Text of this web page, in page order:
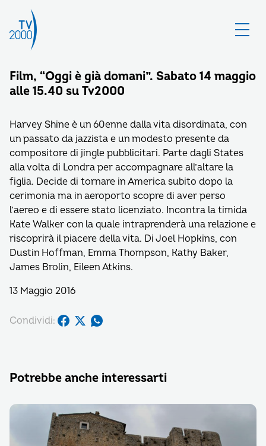
Film, “Oggi è già domani”. Sabato 14 maggio
alle 15.40 su Tv2000
Harvey Shine è un 60enne dalla vita disordinata, con
un passato da jazzista e un modesto presente da
compositore di jingle pubblicitari. Parte dagli States
alla volta di Londra per accompagnare all’altare la
figlia. Decide di tornare in America subito dopo la
cerimonia ma in aeroporto scopre di aver perso
l’aereo e di essere stato licenziato. Incontra la timida
Kate Walker con la quale intraprenderà una relazione e
riscoprirà il piacere della vita. Di Joel Hopkins, con
Dustin Hoffman, Emma Thompson, Kathy Baker,
James Brolin, Eileen Atkins.
13 Maggio 2016
Condividi:
Potrebbe anche interessarti